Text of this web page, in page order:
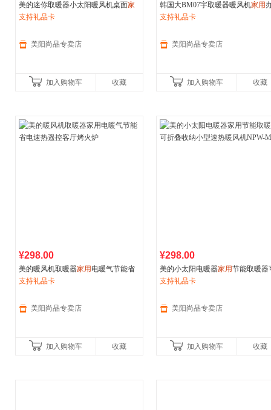
美的迷你取暖器小太阳暖风机桌面家
用摇头速热跌倒断电NTY18-19C1
支持礼品卡
美阳尚品专卖店
加入购物车 收藏
韩国大BM07宇取暖器暖风机家用
室静音节能速热浴室取暖器小型
电
支持礼品卡
美阳尚品专卖店
加入购物车 收藏
¥298.00
美的暖风机取暖器家用 电暖气节能省
电速热遥控客厅烤火炉
支持礼品卡
美阳尚品专卖店
加入购物车 收藏
¥298.00
美的小太阳电暖器家用节能取暖器
折叠收纳小型速热暖风机NPW-MC
支持礼品卡
美阳尚品专卖店
加入购物车 收藏